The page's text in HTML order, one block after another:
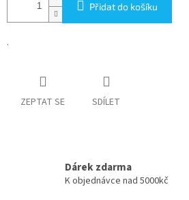
Přidat do košíku
.
ZEPTAT SE SDÍLET
Dárek zdarma
K objednávce nad 5000kč